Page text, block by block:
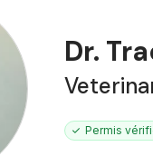
Dr.
Permis